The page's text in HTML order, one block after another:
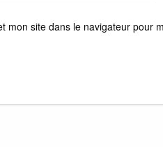
mon site dans le navigateur pour